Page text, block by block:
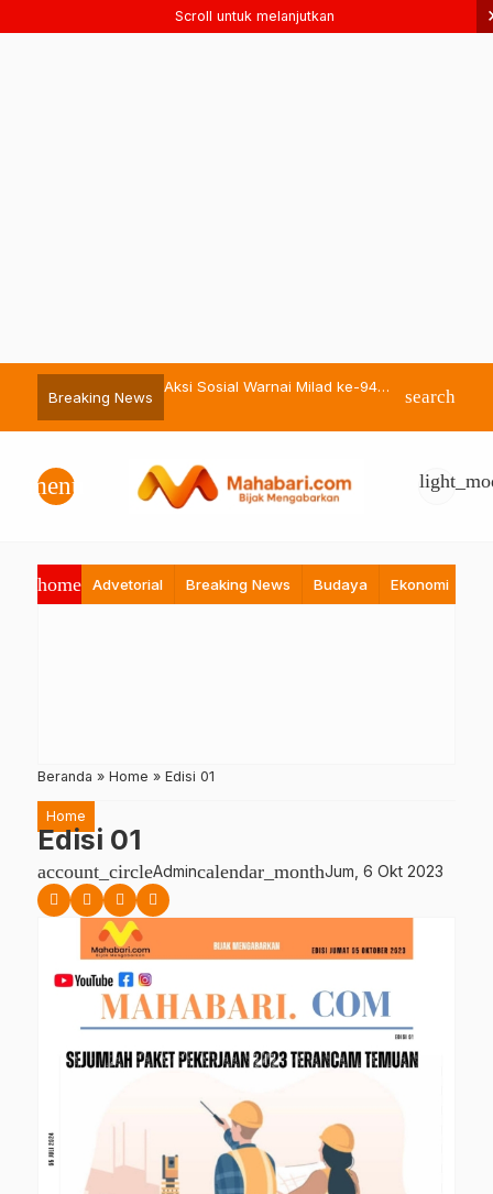
Scroll untuk melanjutkan
Breaking News
Iduladha 1447 H
Aksi Sosial Warnai Milad ke-94
Bassam
search
menu
home Advetorial Breaking News Budaya Ekonomi
Beranda » Home » Edisi 01
Home
Edisi 01
account_circleAdmincalendar_monthJum, 6 Okt 2023